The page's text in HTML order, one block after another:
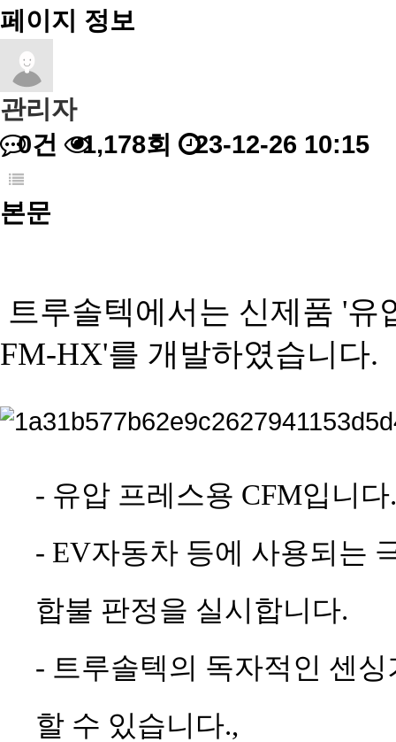
페이지 정보
관리자
0건
1,178회 23-12-26 10:15
본문
트루솔텍에서는 신제품 '유
FM-HX'를 개발하였습니다.
- 유압 프레스용 CFM입니다.
- EV자동차 등에 사용되는
합불 판정을 실시합니다.
- 트루솔텍의 독자적인 센
할 수 있습니다.,